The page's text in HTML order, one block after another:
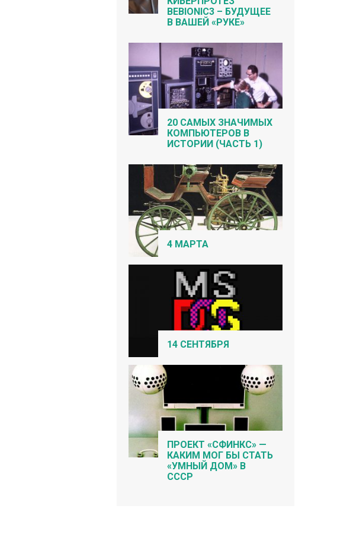
BEBIONIC3 – БУДУЩЕЕ
В ВАШЕЙ «РУКЕ»
20 САМЫХ ЗНАЧИМЫХ
КОМПЬЮТЕРОВ В
ИСТОРИИ (ЧАСТЬ 1)
4 МАРТА
14 СЕНТЯБРЯ
ПРОЕКТ «СФИНКС» —
КАКИМ МОГ БЫ СТАТЬ
«УМНЫЙ ДОМ» В
СССР